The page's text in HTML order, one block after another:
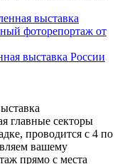
выставка России
секторы
проводится с 4 по
вашему
прямо с места